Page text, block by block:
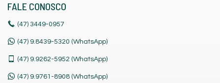
FALE CONOSCO
(47) 3449-0957
(47) 9.8439-5320 (WhatsApp)
(47) 9.9262-5952 (WhatsApp)
(47) 9.9761-8908 (WhatsApp)